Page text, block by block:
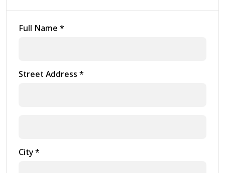
Full Name *
Street Address *
City *